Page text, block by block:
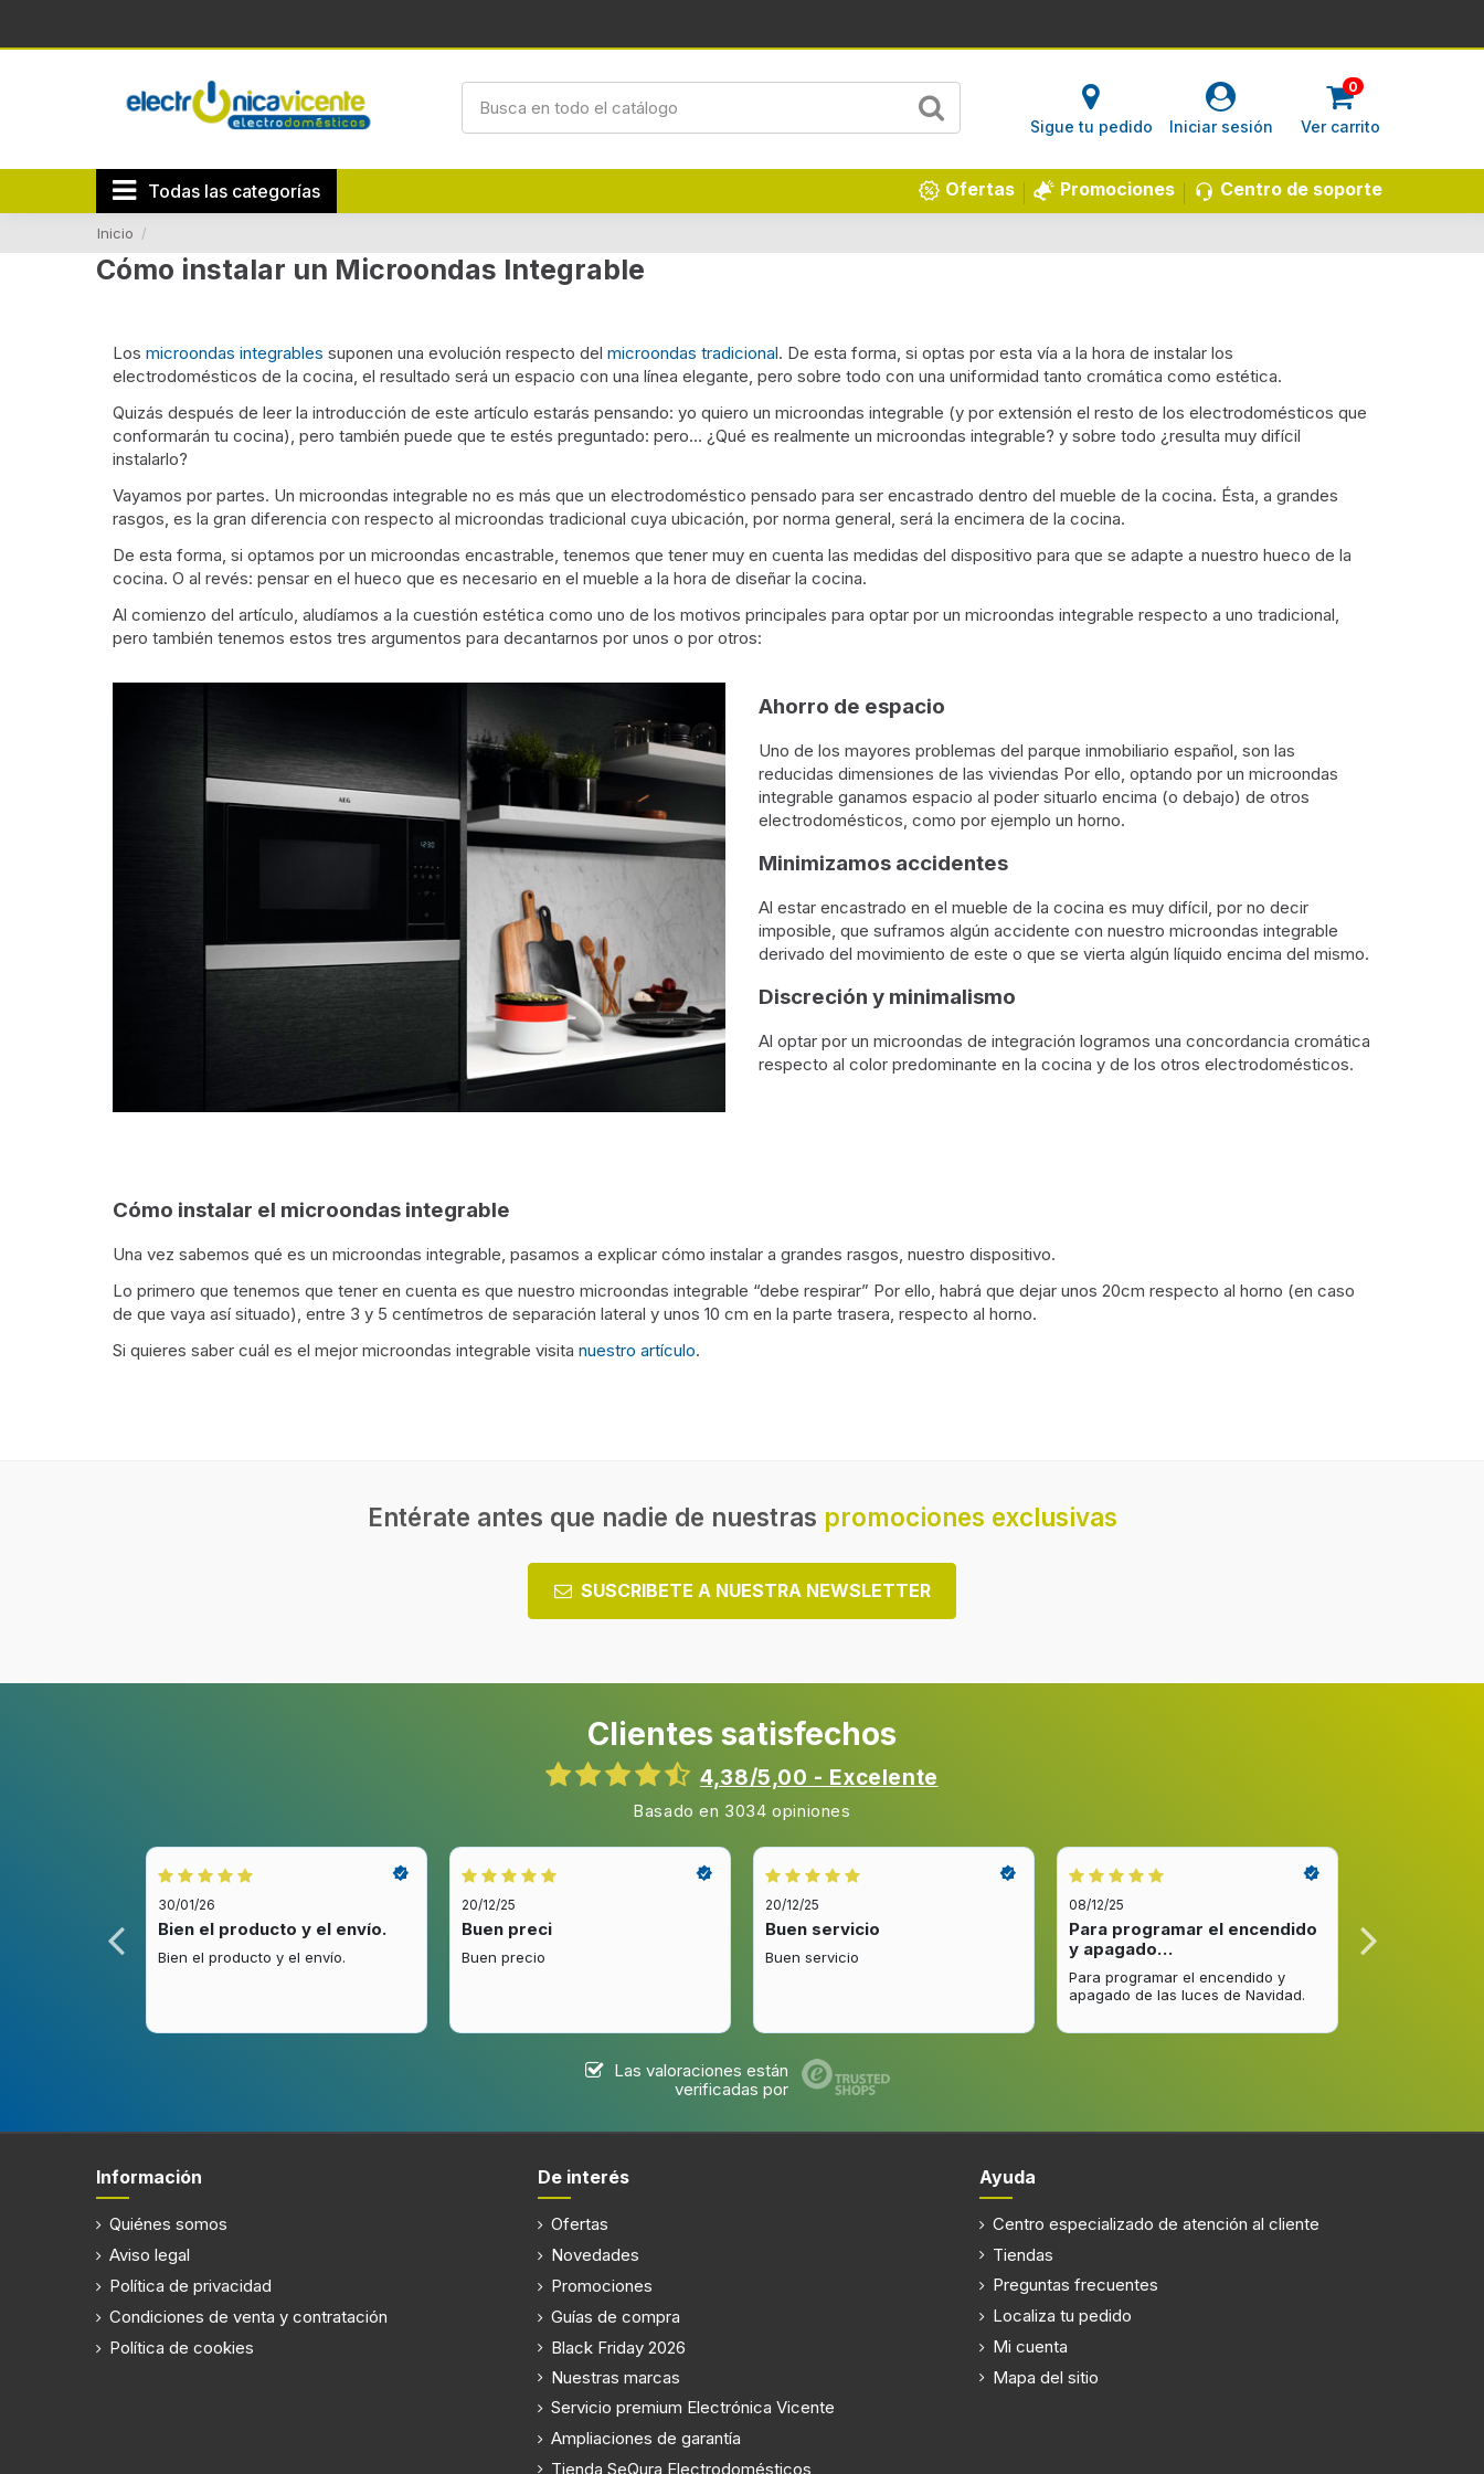
Sigue tu pedido Iniciar sesión
0
Ver carrito
Todas las categorías Centro de soporte
Promociones
Ofertas
Inicio
Cómo instalar un Microondas Integrable
Los microondas integrables suponen una evolución respecto del microondas tradicional. De esta forma, si optas por esta vía a la hora de instalar los
electrodomésticos de la cocina, el resultado será un espacio con una línea elegante, pero sobre todo con una uniformidad tanto cromática como estética.
Quizás después de leer la introducción de este artículo estarás pensando: yo quiero un microondas integrable (y por extensión el resto de los electrodomésticos que
conformarán tu cocina), pero también puede que te estés preguntado: pero… ¿Qué es realmente un microondas integrable? y sobre todo ¿resulta muy difícil
instalarlo?
Vayamos por partes. Un microondas integrable no es más que un electrodoméstico pensado para ser encastrado dentro del mueble de la cocina. Ésta, a grandes
rasgos, es la gran diferencia con respecto al microondas tradicional cuya ubicación, por norma general, será la encimera de la cocina.
De esta forma, si optamos por un microondas encastrable, tenemos que tener muy en cuenta las medidas del dispositivo para que se adapte a nuestro hueco de la
cocina. O al revés: pensar en el hueco que es necesario en el mueble a la hora de diseñar la cocina.
Al comienzo del artículo, aludíamos a la cuestión estética como uno de los motivos principales para optar por un microondas integrable respecto a uno tradicional,
pero también tenemos estos tres argumentos para decantarnos por unos o por otros:
Ahorro de espacio
Uno de los mayores problemas del parque inmobiliario español, son las
reducidas dimensiones de las viviendas Por ello, optando por un microondas
integrable ganamos espacio al poder situarlo encima (o debajo) de otros
electrodomésticos, como por ejemplo un horno.
Minimizamos accidentes
Al estar encastrado en el mueble de la cocina es muy difícil, por no decir
imposible, que suframos algún accidente con nuestro microondas integrable
derivado del movimiento de este o que se vierta algún líquido encima del mismo.
Discreción y minimalismo
Al optar por un microondas de integración logramos una concordancia cromática
respecto al color predominante en la cocina y de los otros electrodomésticos.
Cómo instalar el microondas integrable
Una vez sabemos qué es un microondas integrable, pasamos a explicar cómo instalar a grandes rasgos, nuestro dispositivo.
Lo primero que tenemos que tener en cuenta es que nuestro microondas integrable “debe respirar” Por ello, habrá que dejar unos 20cm respecto al horno (en caso
de que vaya así situado), entre 3 y 5 centímetros de separación lateral y unos 10 cm en la parte trasera, respecto al horno.
Si quieres saber cuál es el mejor microondas integrable visita nuestro artículo.
Entérate antes que nadie de nuestras promociones exclusivas
SUSCRIBETE A NUESTRA NEWSLETTER
Clientes satisfechos
4,38/5,00 - Excelente
Basado en 3034 opiniones
30/01/26
Bien el producto y el envío.
Bien el producto y el envío.
20/12/25
Buen preci
Buen precio
20/12/25
Buen servicio
Buen servicio
08/12/25
Para programar el encendido
y apagado…
Para programar el encendido y
apagado de las luces de Navidad.
venta y…
Las valoraciones están
verificadas por
Información
Quiénes somos
Aviso legal
Política de privacidad
Condiciones de venta y contratación
Política de cookies
De interés
Ofertas
Novedades
Promociones
Guías de compra
Black Friday 2026
Nuestras marcas
Servicio premium Electrónica Vicente
Ampliaciones de garantía
Tienda SeQura Electrodomésticos
Ayuda
Centro especializado de atención al cliente
Tiendas
Preguntas frecuentes
Localiza tu pedido
Mi cuenta
Mapa del sitio